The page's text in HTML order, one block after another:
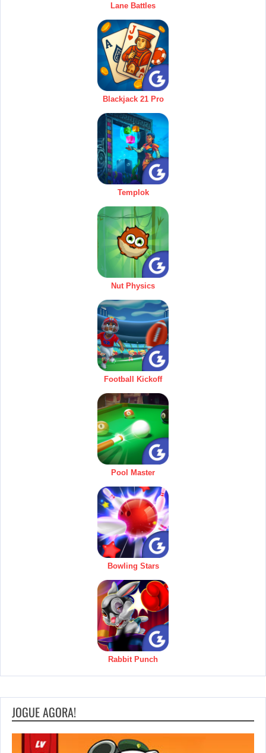
Lane Battles
Blackjack 21 Pro
Templok
Nut Physics
Football Kickoff
Pool Master
Bowling Stars
Rabbit Punch
JOGUE AGORA!